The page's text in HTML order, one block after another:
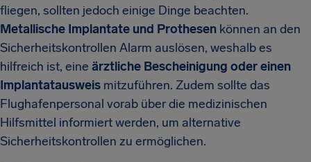
fliegen, sollten jedoch einige Dinge beachten.
Metallische Implantate und Prothesen können an den
Sicherheitskontrollen Alarm auslösen, weshalb es
hilfreich ist, eine ärztliche Bescheinigung oder einen
Implantatausweis mitzuführen. Zudem sollte das
Flughafenpersonal vorab über die medizinischen
Hilfsmittel informiert werden, um alternative
Sicherheitskontrollen zu ermöglichen.